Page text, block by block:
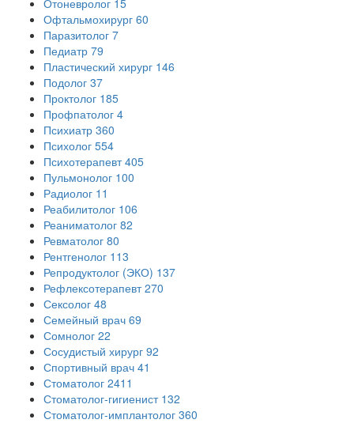
Отоневролог 15
Офтальмохирург 60
Паразитолог 7
Педиатр 79
Пластический хирург 146
Подолог 37
Проктолог 185
Профпатолог 4
Психиатр 360
Психолог 554
Психотерапевт 405
Пульмонолог 100
Радиолог 11
Реабилитолог 106
Реаниматолог 82
Ревматолог 80
Рентгенолог 113
Репродуктолог (ЭКО) 137
Рефлексотерапевт 270
Сексолог 48
Семейный врач 69
Сомнолог 22
Сосудистый хирург 92
Спортивный врач 41
Стоматолог 2411
Стоматолог-гигиенист 132
Стоматолог-имплантолог 360